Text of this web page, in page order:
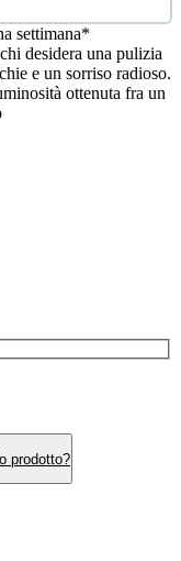
settimana*
desidera una pulizia
e un sorriso radioso.
ottenuta fra un
prodotto?